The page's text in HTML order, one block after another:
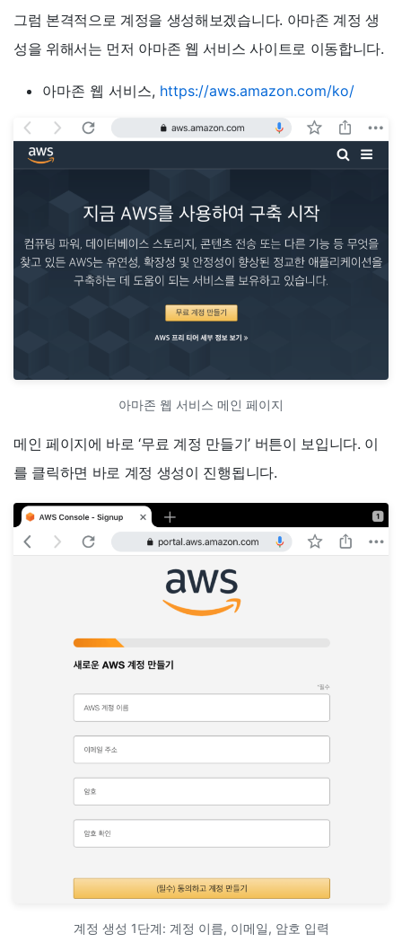
그럼 본격적으로 계정을 생성해보겠습니다. 아마존 계정 생
성을 위해서는 먼저 아마존 웹 서비스 사이트로 이동합니다.
아마존 웹 서비스, https://aws.amazon.com/ko/
아마존 웹 서비스 메인 페이지
메인 페이지에 바로 ‘무료 계정 만들기’ 버튼이 보입니다. 이
를 클릭하면 바로 계정 생성이 진행됩니다.
계정 생성 1단계: 계정 이름, 이메일, 암호 입력